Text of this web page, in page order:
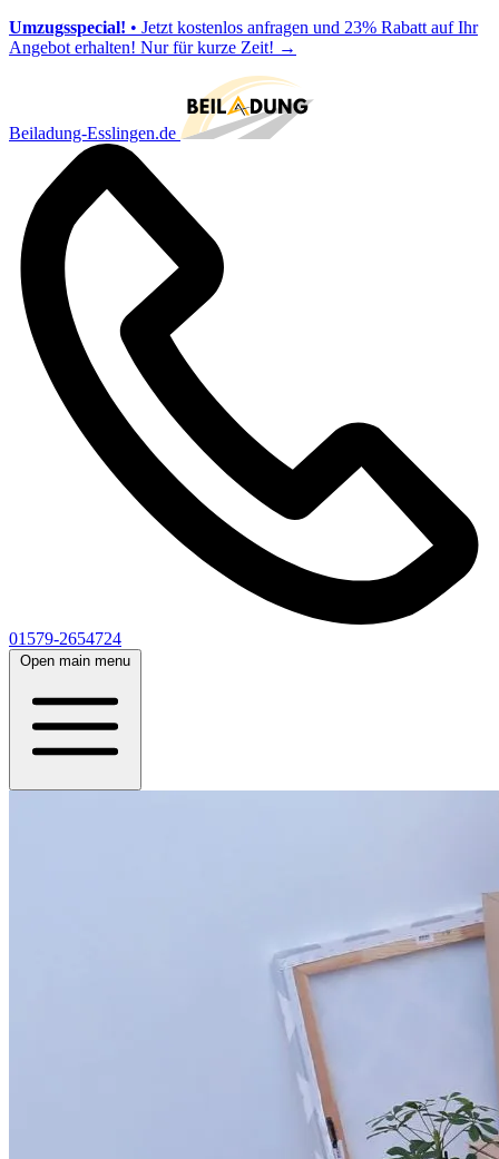
Umzugsspecial! • Jetzt kostenlos anfragen und 23% Rabatt auf Ihr
Angebot erhalten! Nur für kurze Zeit! →
Beiladung-Esslingen.de
01579-2654724
Open main menu